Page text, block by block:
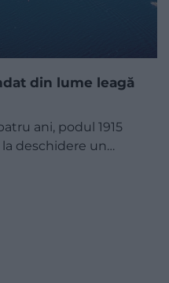
din lume leagă
ani, podul 1915
deschidere un…